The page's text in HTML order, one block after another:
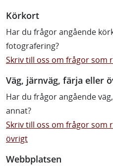
Körkort
Har du frågor angående
fotografering?
Skriv till oss om frågor som
Väg, järnväg, färja eller
Har du frågor angående
annat?
Skriv till oss om frågor som
övrigt
Webbplatsen